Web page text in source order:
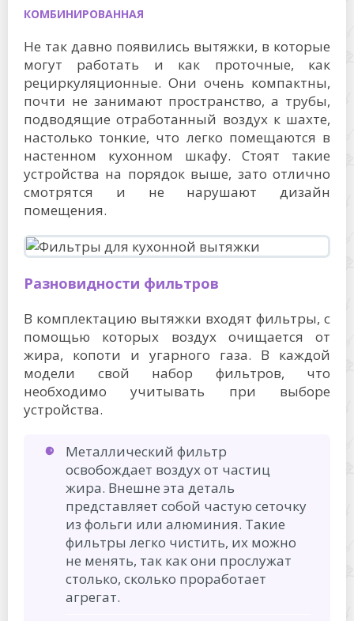
КОМБИНИРОВАННАЯ
Не так давно появились вытяжки, в которые
могут работать и как проточные, как
рециркуляционные. Они очень компактны,
почти не занимают пространство, а трубы,
подводящие отработанный воздух к шахте,
настолько тонкие, что легко помещаются в
настенном кухонном шкафу. Стоят такие
устройства на порядок выше, зато отлично
смотрятся и не нарушают дизайн
помещения.
Разновидности фильтров
В комплектацию вытяжки входят фильтры, с
помощью которых воздух очищается от
жира, копоти и угарного газа. В каждой
модели свой набор фильтров, что
необходимо учитывать при выборе
устройства.
Металлический фильтр
освобождает воздух от частиц
жира. Внешне эта деталь
представляет собой частую сеточку
из фольги или алюминия. Такие
фильтры легко чистить, их можно
не менять, так как они прослужат
столько, сколько проработает
агрегат.